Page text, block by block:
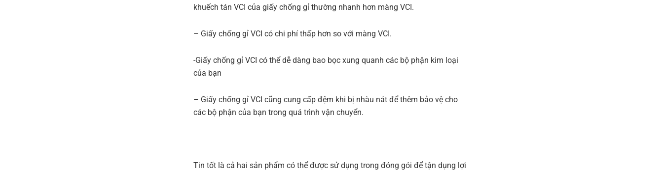
khuếch tán VCI của giấy chống gỉ thường nhanh hơn màng VCI.
– Giấy chống gỉ VCI có chi phí thấp hơn so với màng VCI.
-Giấy chống gỉ VCI có thể dễ dàng bao bọc xung quanh các bộ phận kim loại
của bạn
– Giấy chống gỉ VCI cũng cung cấp đệm khi bị nhàu nát để thêm bảo vệ cho
các bộ phận của bạn trong quá trình vận chuyển.
Tin tốt là cả hai sản phẩm có thể được sử dụng trong đóng gói để tận dụng lợi